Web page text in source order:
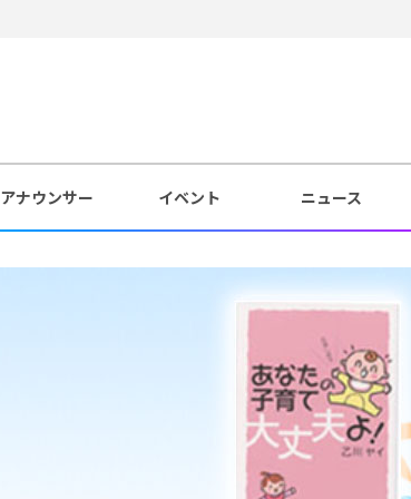
アナウンサー イベント ニュース